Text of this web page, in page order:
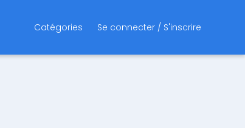
Catégories Se connecter / S'inscrire